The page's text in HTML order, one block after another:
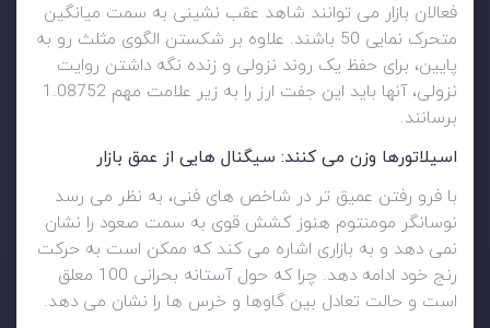
فعالان بازار می توانند شاهد عقب نشینی به سمت میانگین
متحرک نمایی 50 باشند. علاوه بر شکستن الگوی مثلث رو به
پایین، برای حفظ یک روند نزولی و زنده نگه داشتن روایت
نزولی، آنها باید این جفت ارز را به زیر علامت مهم 1.08752
برسانند.
اسیلاتورها وزن می کنند: سیگنال هایی از عمق بازار
با فرو رفتن عمیق تر در شاخص های فنی، به نظر می رسد
نوسانگر مومنتوم هنوز کشش قوی به سمت صعود را نشان
نمی دهد و به بازاری اشاره می کند که ممکن است به حرکت
رنج خود ادامه دهد. چرا که حول آستانه بحرانی 100 معلق
است و حالت تعادل بین گاوها و خرس ها را نشان می دهد.